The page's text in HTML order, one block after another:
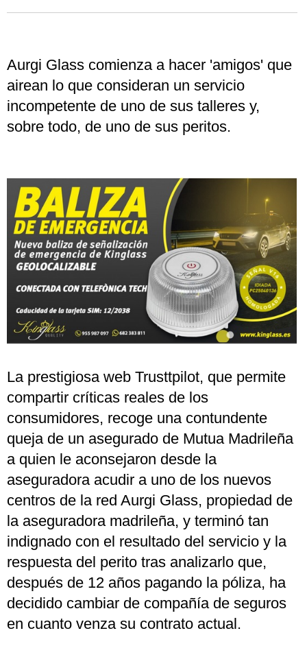
Aurgi Glass comienza a hacer 'amigos' que
airean lo que consideran un servicio
incompetente de uno de sus talleres y,
sobre todo, de uno de sus peritos.
La prestigiosa web Trusttpilot, que permite
compartir críticas reales de los
consumidores, recoge una contundente
queja de un asegurado de Mutua Madrileña
a quien le aconsejaron desde la
aseguradora acudir a uno de los nuevos
centros de la red Aurgi Glass, propiedad de
la aseguradora madrileña, y terminó tan
indignado con el resultado del servicio y la
respuesta del perito tras analizarlo que,
después de 12 años pagando la póliza, ha
decidido cambiar de compañía de seguros
en cuanto venza su contrato actual.